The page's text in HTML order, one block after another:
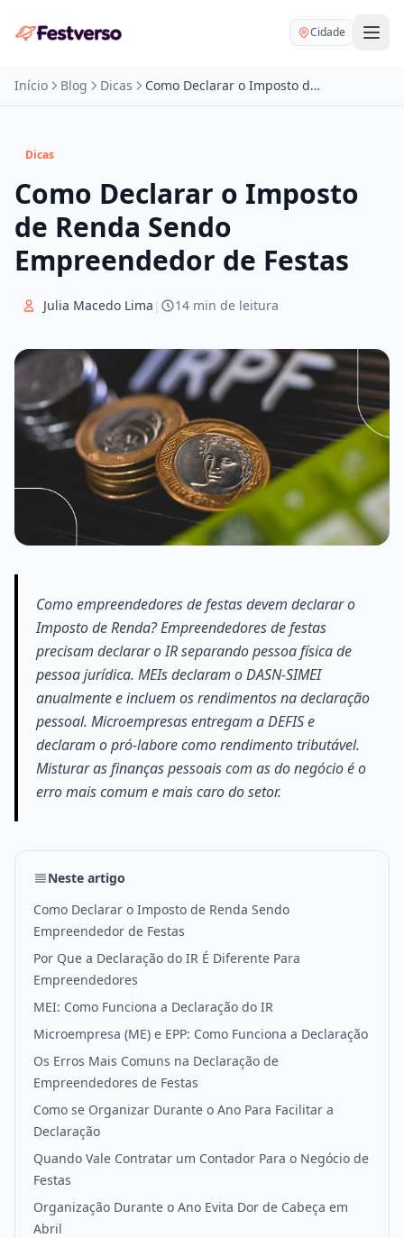
Cidade
Balões delivery
Decoração personalizada
Pegue e Monte
Festa na mesa
DJ
Fotógrafo
Recreação
Buffet infantil
Chácaras
Início Blog Dicas Como Declarar o Imposto de Renda Sendo Empreendedor de Festas
Dicas
Como Declarar o Imposto
de Renda Sendo
Empreendedor de Festas
Julia Macedo Lima | 14 min de leitura
Como empreendedores de festas devem declarar o
Imposto de Renda? Empreendedores de festas
precisam declarar o IR separando pessoa física de
pessoa jurídica. MEIs declaram o DASN-SIMEI
anualmente e incluem os rendimentos na declaração
pessoal. Microempresas entregam a DEFIS e
declaram o pró-labore como rendimento tributável.
Misturar as finanças pessoais com as do negócio é o
erro mais comum e mais caro do setor.
Neste artigo
Como Declarar o Imposto de Renda Sendo
Empreendedor de Festas
Por Que a Declaração do IR É Diferente Para
Empreendedores
MEI: Como Funciona a Declaração do IR
Microempresa (ME) e EPP: Como Funciona a Declaração
Os Erros Mais Comuns na Declaração de
Empreendedores de Festas
Como se Organizar Durante o Ano Para Facilitar a
Declaração
Quando Vale Contratar um Contador Para o Negócio de
Festas
Organização Durante o Ano Evita Dor de Cabeça em
Abril